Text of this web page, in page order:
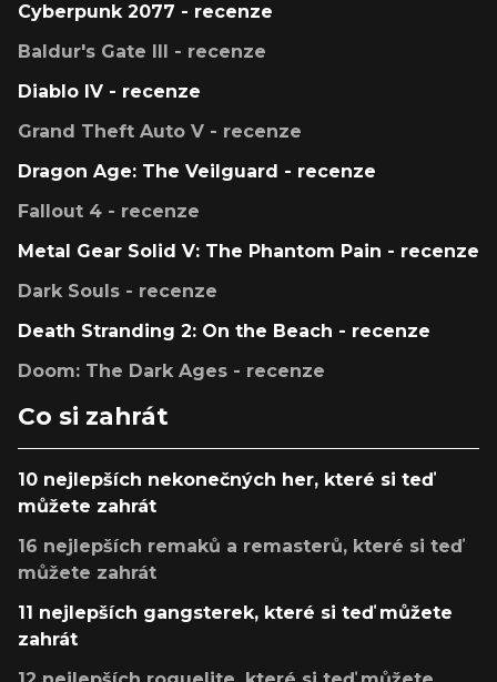
Cyberpunk 2077 - recenze
Baldur's Gate III - recenze
Diablo IV - recenze
Grand Theft Auto V - recenze
Dragon Age: The Veilguard - recenze
Fallout 4 - recenze
Metal Gear Solid V: The Phantom Pain - recenze
Dark Souls - recenze
Death Stranding 2: On the Beach - recenze
Doom: The Dark Ages - recenze
Co si zahrát
10 nejlepších nekonečných her, které si teď
můžete zahrát
16 nejlepších remaků a remasterů, které si teď
můžete zahrát
11 nejlepších gangsterek, které si teď můžete
zahrát